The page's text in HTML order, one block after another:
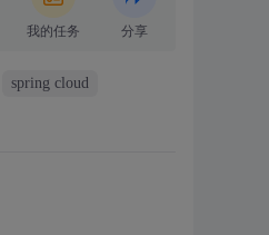
我的任务 分享
spring cloud